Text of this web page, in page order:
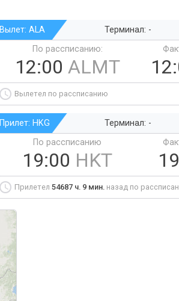
Вылет: ALA Терминал: -
По рассписанию:
12:00 ALMT
Вылетел по рассписанию
Прилет: HKG Терминал: -
По рассписанию
19:00 HKT
Прилетел 54687 ч. 9 мин. назад по